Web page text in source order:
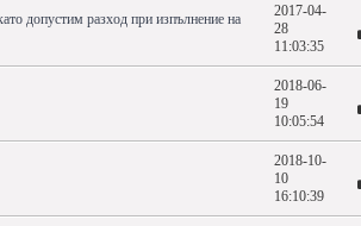
допустим разход при изпълнение на
2017-04-
28
11:03:35
2018-06-
19
10:05:54
2018-10-
10
16:10:39